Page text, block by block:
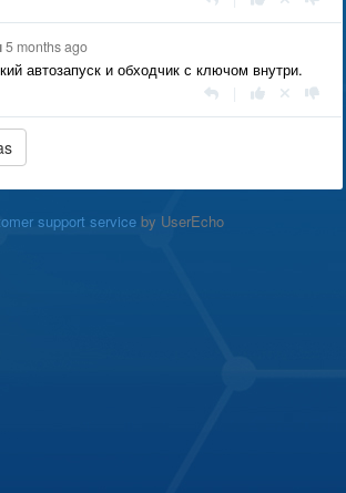
5 months ago
автозапуск и обходчик с ключом внутри.
support service by UserEcho